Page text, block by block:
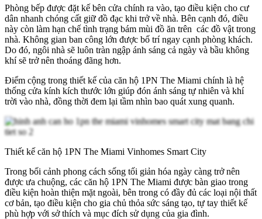
Phòng bếp được đặt kế bên cửa chính ra vào, tạo điều kiện cho cư
dân nhanh chóng cất giữ đồ đạc khi trở về nhà. Bên cạnh đó, điều
này còn làm hạn chế tình trạng bám mùi đồ ăn trên các đồ vật trong
nhà. Không gian ban công lớn được bố trí ngay cạnh phòng khách.
Do đó, ngôi nhà sẽ luôn tràn ngập ánh sáng cả ngày và bầu không
khí sẽ trở nên thoáng đãng hơn.
Điểm cộng trong thiết kế của căn hộ 1PN The Miami chính là hệ
thống cửa kính kích thước lớn giúp đón ánh sáng tự nhiên và khí
trời vào nhà, đồng thời đem lại tầm nhìn bao quát xung quanh.
Thiết kế căn hộ 1PN The Miami Vinhomes Smart City
Trong bối cảnh phong cách sống tối giản hóa ngày càng trở nên
được ưa chuộng, các căn hộ 1PN The Miami được bàn giao trong
điều kiện hoàn thiện mặt ngoài, bên trong có đầy đủ các loại nội thất
cơ bản, tạo điều kiện cho gia chủ thỏa sức sáng tạo, tự tay thiết kế
phù hợp với sở thích và mục đích sử dụng của gia đình.